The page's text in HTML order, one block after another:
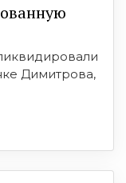
Димитрова,